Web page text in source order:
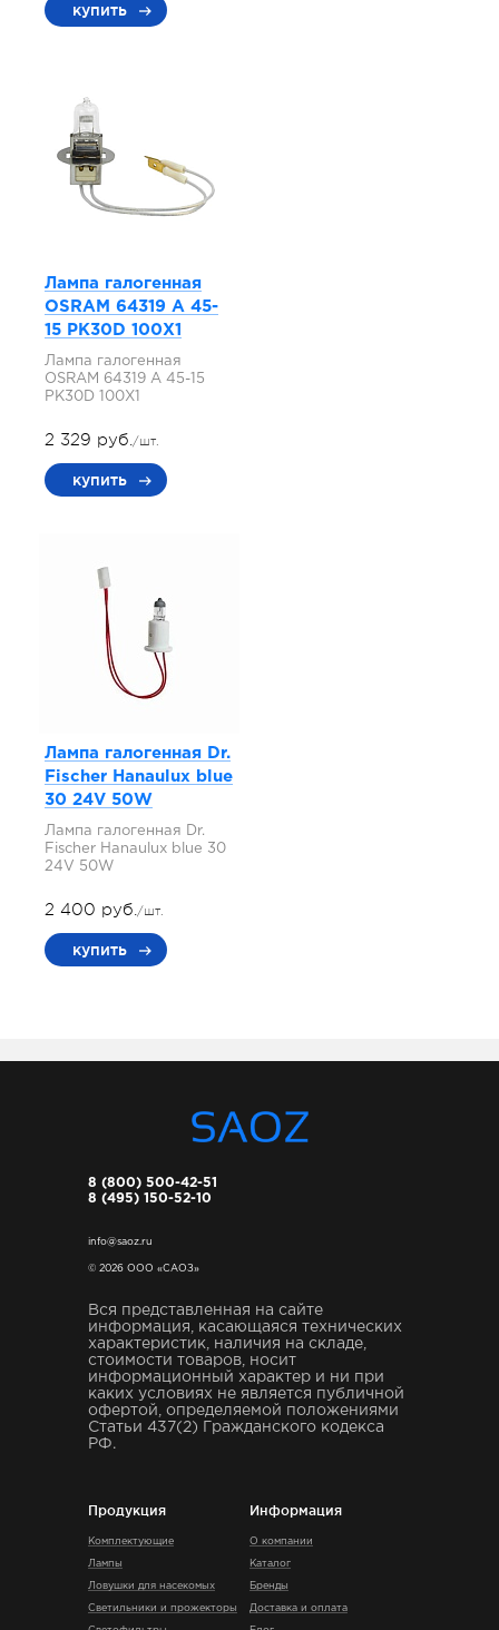
купить
Лампа галогенная
OSRAM 64319 A 45-
15 PK30D 100X1
Лампа галогенная
OSRAM 64319 A 45-15
PK30D 100X1
2 329 руб./шт.
купить
Лампа галогенная Dr.
Fischer Hanaulux blue
30 24V 50W
Лампа галогенная Dr.
Fischer Hanaulux blue 30
24V 50W
2 400 руб./шт.
купить
8 (800) 500-42-51
8 (495) 150-52-10
info@saoz.ru
© 2026 ООО «САОЗ»
Вся представленная на сайте
информация, касающаяся технических
характеристик, наличия на складе,
стоимости товаров, носит
информационный характер и ни при
каких условиях не является публичной
офертой, определяемой положениями
Статьи 437(2) Гражданского кодекса
РФ.
Продукция
Комплектующие
Лампы
Ловушки для насекомых
Светильники и прожекторы
Информация
О компании
Каталог
Бренды
Доставка и оплата